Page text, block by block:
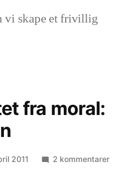
vi skape et frivillig
fra moral:
2011 2 kommentarertil